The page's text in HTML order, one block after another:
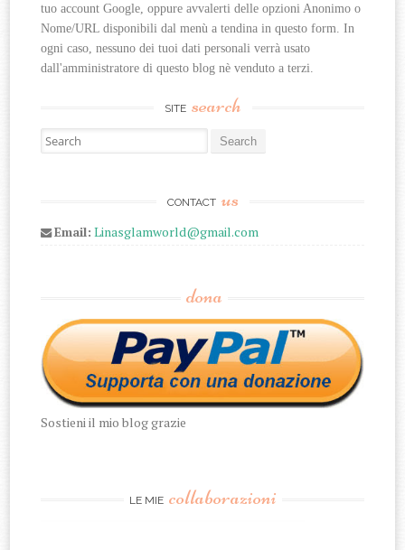
tuo account Google, oppure avvalerti delle opzioni Anonimo o
Nome/URL disponibili dal menù a tendina in questo form. In
ogni caso, nessuno dei tuoi dati personali verrà usato
dall'amministratore di questo blog nè venduto a terzi.
SITE search
Search for:
CONTACT us
Email: Linasglamworld@gmail.com
dona
Sostieni il mio blog grazie
LE MIE collaborazioni